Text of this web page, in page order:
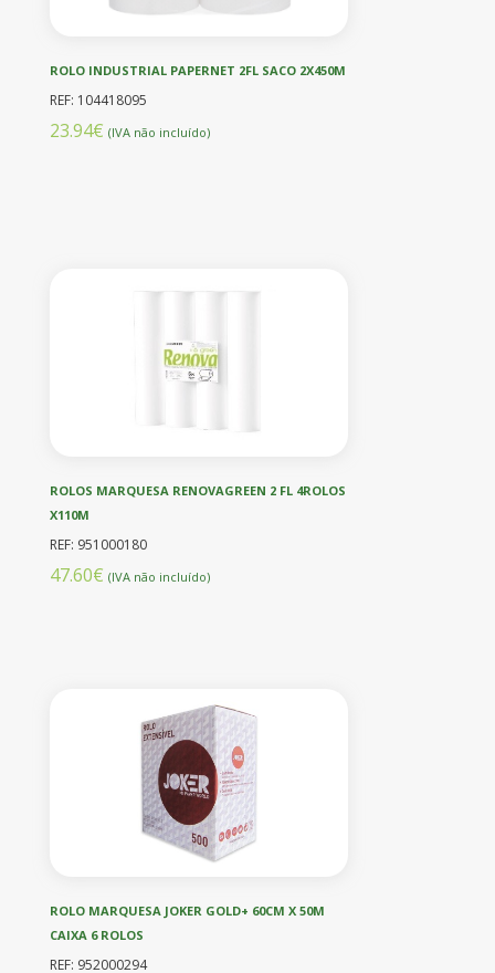
ROLO INDUSTRIAL PAPERNET 2FL SACO 2X450M
REF: 104418095
23.94€ (IVA não incluído)
ROLOS MARQUESA RENOVAGREEN 2 FL 4ROLOS
X110M
REF: 951000180
47.60€ (IVA não incluído)
ROLO MARQUESA JOKER GOLD+ 60CM X 50M
CAIXA 6 ROLOS
REF: 952000294